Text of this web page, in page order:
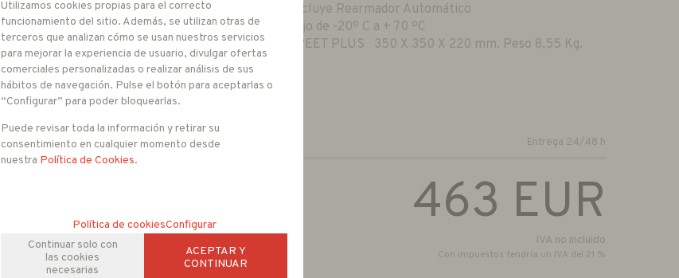
BOX STREET PLUS incluye Rearmador Automático
Temperatura de trabajo de -20º C a + 70 ºC
Dimensiones BOX STREET PLUS 350 X 350 X 220 mm. Peso 8,55 Kg.
Folleto
Entrega 24/48 h
463 EUR
IVA no incluido
Con impuestos tendría un IVA del 21 %
Utilizamos cookies propias para el correcto
funcionamiento del sitio. Además, se utilizan otras de
terceros que analizan cómo se usan nuestros servicios
para mejorar la experiencia de usuario, divulgar ofertas
comerciales personalizadas o realizar análisis de sus
hábitos de navegación. Pulse el botón para aceptarlas o
“Configurar” para poder bloquearlas.
Puede revisar toda la información y retirar su
consentimiento en cualquier momento desde
nuestra Política de Cookies.
Política de cookiesConfigurar
Continuar solo con
las cookies
necesarias
ACEPTAR Y
CONTINUAR